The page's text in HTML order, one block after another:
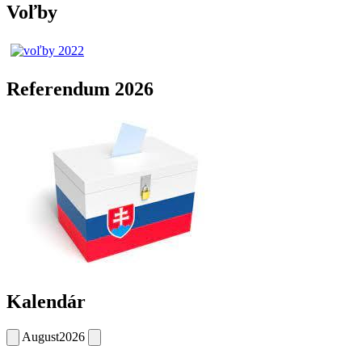
Voľby
Referendum 2026
Kalendár
August2026